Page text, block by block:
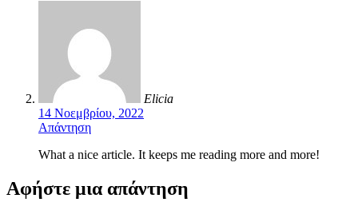
Elicia
14 Νοεμβρίου, 2022
Απάντηση
What a nice article. It keeps me reading more and more!
Αφήστε μια απάντηση